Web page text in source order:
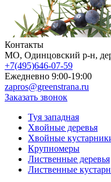
Контакты
МO, Одинцовский р-н,
+7(495)646-07-59
Ежедневно 9:00-19:00
zapros@greenstrana.ru
Заказать звонок
Туя западная
Хвойные деревья
Хвойные
Крупномеры
Лиственные деревья
Лиственные